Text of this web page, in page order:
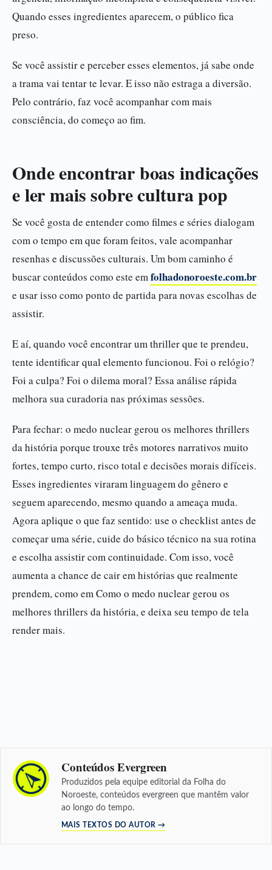
Quando esses ingredientes aparecem, o público fica
preso.
Se você assistir e perceber esses elementos, já sabe onde
a trama vai tentar te levar. E isso não estraga a diversão.
Pelo contrário, faz você acompanhar com mais
consciência, do começo ao fim.
Onde encontrar boas indicações
e ler mais sobre cultura pop
Se você gosta de entender como filmes e séries dialogam
com o tempo em que foram feitos, vale acompanhar
resenhas e discussões culturais. Um bom caminho é
buscar conteúdos como este emfolhadonoroeste.com.br
e usar isso como ponto de partida para novas escolhas de
assistir.
E aí, quando você encontrar um thriller que te prendeu,
tente identificar qual elemento funcionou. Foi o relógio?
Foi a culpa? Foi o dilema moral? Essa análise rápida
melhora sua curadoria nas próximas sessões.
Para fechar: o medo nuclear gerou os melhores thrillers
da história porque trouxe três motores narrativos muito
fortes, tempo curto, risco total e decisões morais difíceis.
Esses ingredientes viraram linguagem do gênero e
seguem aparecendo, mesmo quando a ameaça muda.
Agora aplique o que faz sentido: use o checklist antes de
começar uma série, cuide do básico técnico na sua rotina
e escolha assistir com continuidade. Com isso, você
aumenta a chance de cair em histórias que realmente
prendem, como em Como o medo nuclear gerou os
melhores thrillers da história, e deixa seu tempo de tela
render mais.
Conteúdos Evergreen
Produzidos pela equipe editorial da Folha do
Noroeste, conteúdos evergreen que mantêm valor
ao longo do tempo.
MAIS TEXTOS DO AUTOR →